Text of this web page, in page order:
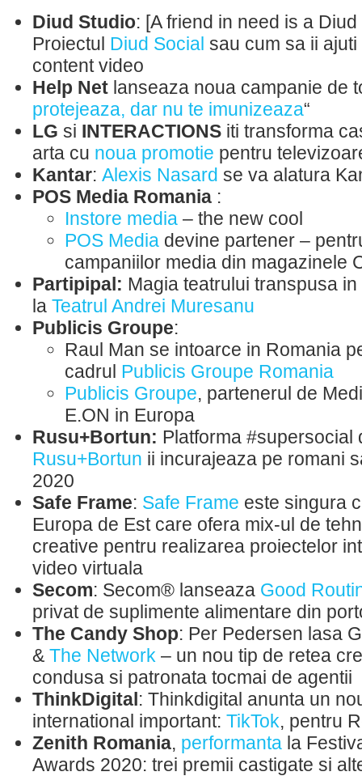
Diud Studio: [A friend in need is a
Proiectul Diud Social sau cum sa ii
content video
Help Net lanseaza noua campanie de
protejeaza, dar nu te imunizeaza“
LG si INTERACTIONS iti transforma
arta cu noua promotie pentru
Kantar: Alexis Nasard se va alatura
POS Media Romania :
Instore media – the new cool
POS Media devine partener –
campaniilor media din magazinele
Partipipal: Magia teatrului transpusa
la Teatrul Andrei Muresanu
Publicis Groupe:
Raul Man se intoarce in Romania
cadrul Publicis Groupe Romania
Publicis Groupe, partenerul de
E.ON in Europa
Rusu+Bortun: Platforma #supersocial
Rusu+Bortun ii incurajeaza pe romani
2020
Safe Frame: Safe Frame este singura
Europa de Est care ofera mix-ul de
creative pentru realizarea proiectelor
video virtuala
Secom: Secom® lanseaza Good
privat de suplimente alimentare din
The Candy Shop: Per Pedersen lasa
& The Network – un nou tip de retea
condusa si patronata tocmai de agentii
ThinkDigital: Thinkdigital anunta un
international important: TikTok, pentru
Zenith Romania, performanta la
Awards 2020: trei premii castigate si